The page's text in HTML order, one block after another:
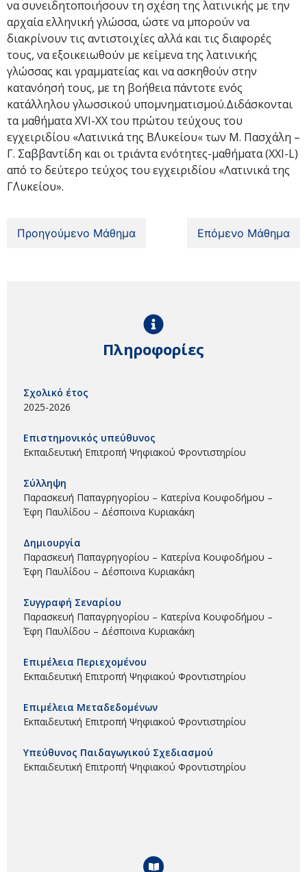
να συνειδητοποιήσουν τη σχέση της λατινικής με την
αρχαία ελληνική γλώσσα, ώστε να μπορούν να
διακρίνουν τις αντιστοιχίες αλλά και τις διαφορές
τους, να εξοικειωθούν με κείμενα της λατινικής
γλώσσας και γραμματείας και να ασκηθούν στην
κατανόησή τους, με τη βοήθεια πάντοτε ενός
κατάλληλου γλωσσικού υπομνηματισμού.Διδάσκονται
τα μαθήματα XVI-ΧΧ του πρώτου τεύχους του
εγχειριδίου «Λατινικά της Β΄Λυκείου« των Μ. Πασχάλη –
Γ. Σαββαντίδη και οι τριάντα ενότητες-μαθήματα (XXI-L)
από το δεύτερο τεύχος του εγχειριδίου «Λατινικά της
Γ΄Λυκείου».
Προηγούμενο Μάθημα Επόμενο Μάθημα
Πληροφορίες
Σχολικό έτος
2025-2026
Επιστημονικός υπεύθυνος
Εκπαιδευτική Επιτροπή Ψηφιακού Φροντιστηρίου
Σύλληψη
Παρασκευή Παπαγρηγορίου – Κατερίνα Κουφοδήμου –
Έφη Παυλίδου – Δέσποινα Κυριακάκη
Δημιουργία
Παρασκευή Παπαγρηγορίου – Κατερίνα Κουφοδήμου –
Έφη Παυλίδου – Δέσποινα Κυριακάκη
Συγγραφή Σεναρίου
Παρασκευή Παπαγρηγορίου – Κατερίνα Κουφοδήμου –
Έφη Παυλίδου – Δέσποινα Κυριακάκη
Επιμέλεια Περιεχομένου
Εκπαιδευτική Επιτροπή Ψηφιακού Φροντιστηρίου
Επιμέλεια Μεταδεδομένων
Εκπαιδευτική Επιτροπή Ψηφιακού Φροντιστηρίου
Υπεύθυνος Παιδαγωγικού Σχεδιασμού
Εκπαιδευτική Επιτροπή Ψηφιακού Φροντιστηρίου